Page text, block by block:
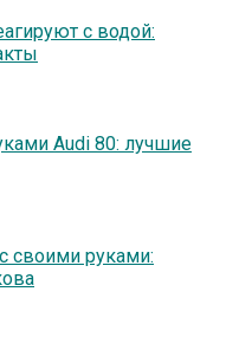
с водой:
Audi 80: лучшие
своими руками: